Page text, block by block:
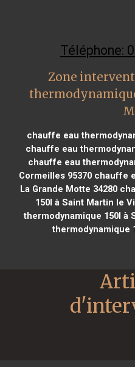
Téléphone:
Zone
chauffe eau
chauffe eau
chauffe eau
Cormeilles 95370chauffe
La Grande Motte 34280
150l à Saint Martin le
thermodynamique 150l à
thermodynamique